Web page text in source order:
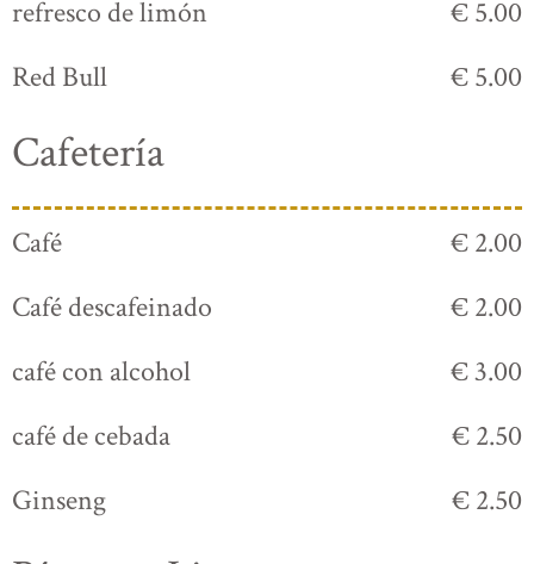
refresco de limón
€ 5.00
Red Bull
€ 5.00
Cafetería
Café
€ 2.00
Café descafeinado
€ 2.00
café con alcohol
€ 3.00
café de cebada
€ 2.50
Ginseng
€ 2.50